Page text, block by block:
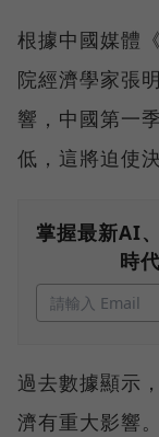
根據中國媒體
院經濟學家張
響，中國第一
低，這將迫使
掌握最新AI
時
過去數據顯示
濟有重大影響